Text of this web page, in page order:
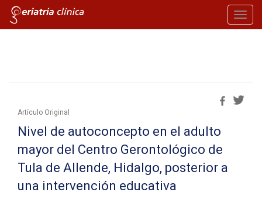
Artículo Original
Nivel de autoconcepto en el adulto
mayor del Centro Gerontológico de
Tula de Allende, Hidalgo, posterior a
una intervención educativa